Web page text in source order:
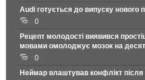
Audi готується до випуску нового
0
Рецепт молодості виявився
мовами омолоджує мозок на
0
Неймар влаштував конфлікт